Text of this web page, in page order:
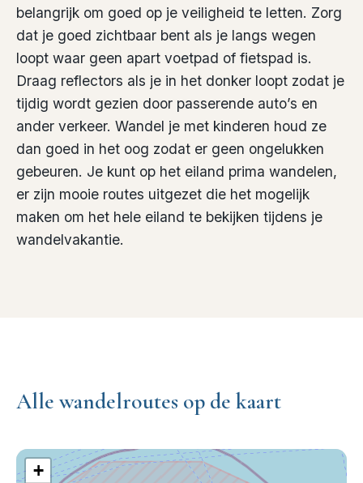
belangrijk om goed op je veiligheid te letten. Zorg
dat je goed zichtbaar bent als je langs wegen
loopt waar geen apart voetpad of fietspad is.
Draag reflectors als je in het donker loopt zodat je
tijdig wordt gezien door passerende auto’s en
ander verkeer. Wandel je met kinderen houd ze
dan goed in het oog zodat er geen ongelukken
gebeuren. Je kunt op het eiland prima wandelen,
er zijn mooie routes uitgezet die het mogelijk
maken om het hele eiland te bekijken tijdens je
wandelvakantie.
Alle wandelroutes op de kaart
+